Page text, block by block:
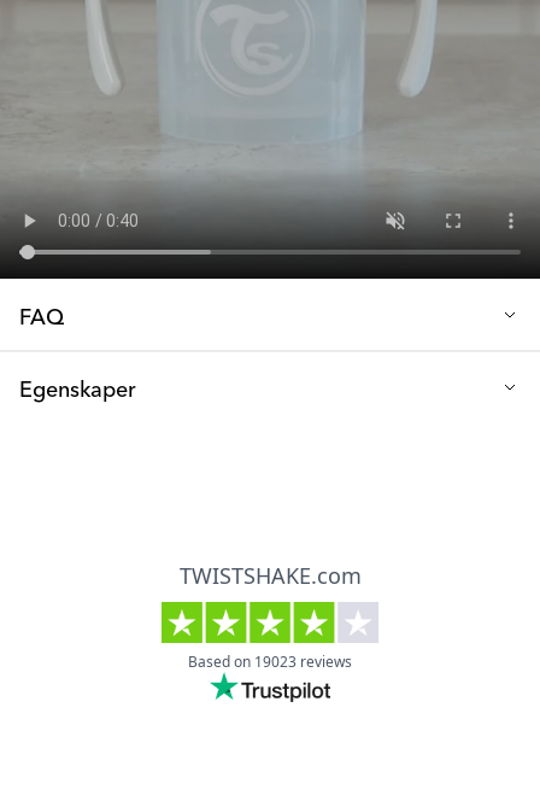
FAQ
Vi rekommenderar att du byter ut silikontätningarna när du
eller handdiskas med varmt vatten och diskmedel. Se till att torka
dem ordentligt innan du sätter ihop muggen igen.
Q: Vilka Twistshake-muggar passar tätningarna till?
Dessa silikontätningar är speciellt utformade för våra Pipmugg
Egenskaper